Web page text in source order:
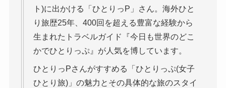
ト)に出かける「ひとりっP」さん。海外ひと
り旅歴25年、400回を超える豊富な経験から
生まれたトラベルガイド『今日も世界のどこ
かでひとりっぷ』が人気を博しています。
ひとりっPさんがすすめる「ひとりっぷ(女子
ひとり旅)」の魅力とその具体的な旅のスタイ